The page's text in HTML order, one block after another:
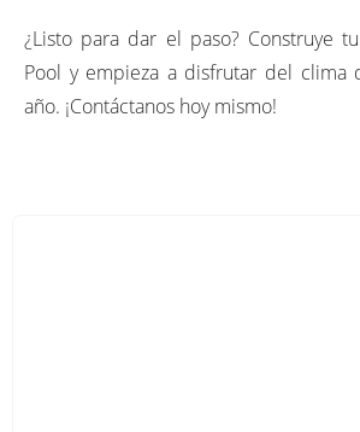
¿Listo para dar el paso? Construye
Pool y empieza a disfrutar del clima
año. ¡Contáctanos hoy mismo!